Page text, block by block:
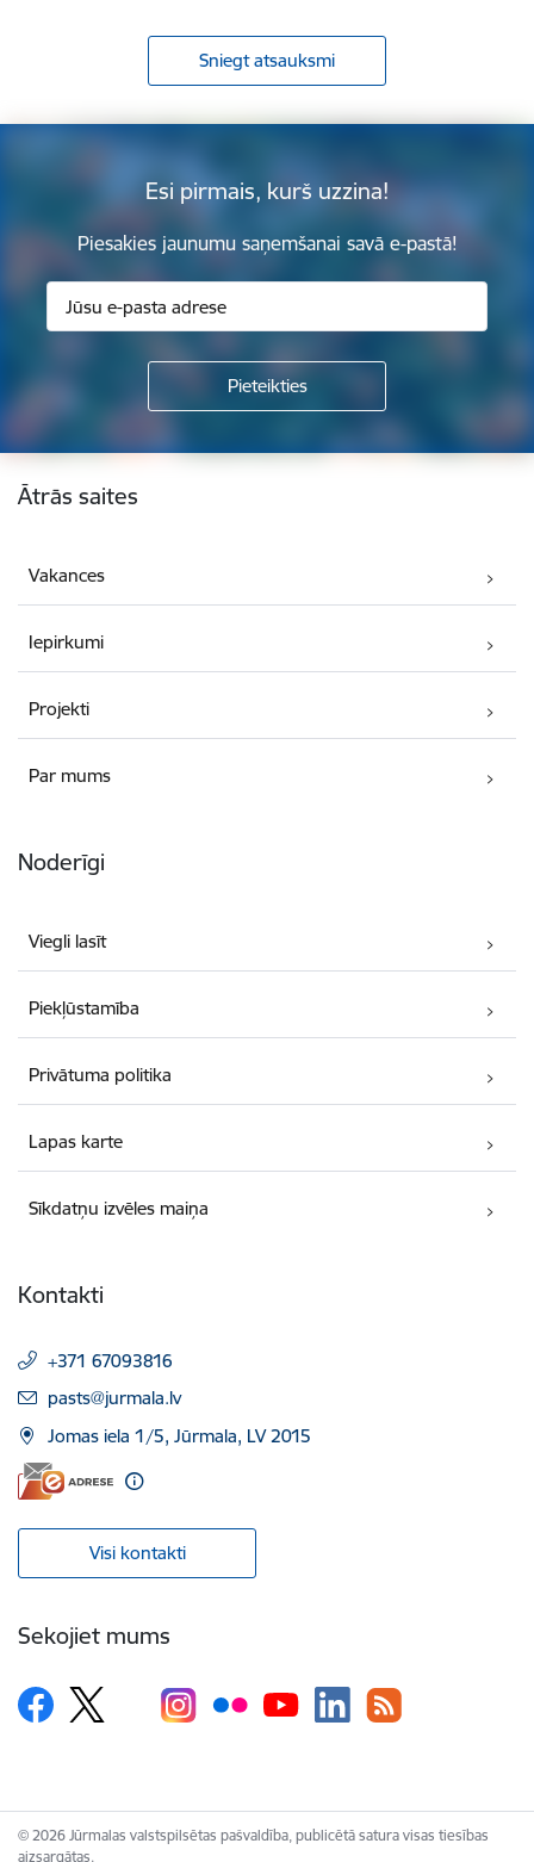
Sniegt atsauksmi
Esi pirmais, kurš uzzina!
Piesakies jaunumu saņemšanai savā e-pastā!
Kājene
Ātrās saites
Vakances
Iepirkumi
Projekti
Par mums
Noderīgi
Viegli lasīt
Piekļūstamība
Privātuma politika
Lapas karte
Sīkdatņu izvēles maiņa
Kontakti
+371 67093816
E-pasts:
pasts@jurmala.lv
Jomas iela 1/5, Jūrmala, LV 2015
Visi kontakti
Sekojiet mums
© 2026 Jūrmalas valstspilsētas pašvaldība, publicētā satura visas tiesības
aizsargātas.